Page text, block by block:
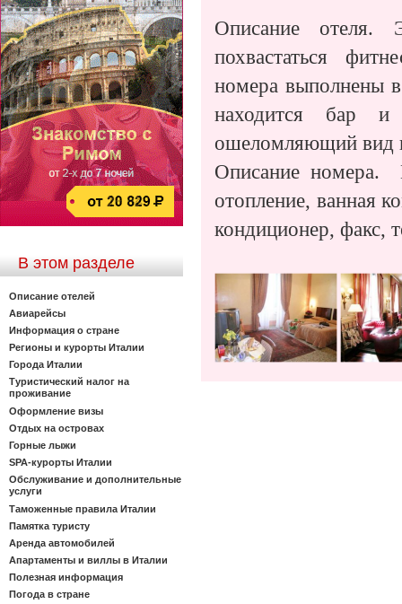
В этом разделе
Описание отелей
Авиарейсы
Информация о стране
Регионы и курорты Италии
Города Италии
Туристический налог на
проживание
Оформление визы
Отдых на островах
Горные лыжи
SPA-курорты Италии
Обслуживание и дополнительные
услуги
Таможенные правила Италии
Памятка туристу
Аренда автомобилей
Апартаменты и виллы в Италии
Полезная информация
Погода в стране
Описание отеля.
похвастаться
номера выполнены
находится бар и
ошеломляющий вид
Описание номера.
отопление, ванная
кондиционер, факс,